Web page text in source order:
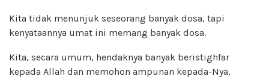
Kita tidak menunjuk seseorang banyak dosa, tapi
kenyataannya umat ini memang banyak dosa.
Kita, secara umum, hendaknya banyak beristighfar
kepada Allah dan memohon ampunan kepada-Nya,